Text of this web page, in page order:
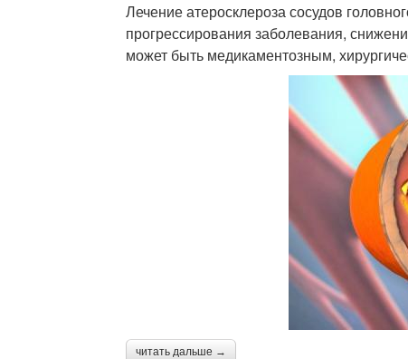
Лечение атеросклероза сосудов
прогрессирования заболевания,
может быть медикаментозным,
читать дальше →